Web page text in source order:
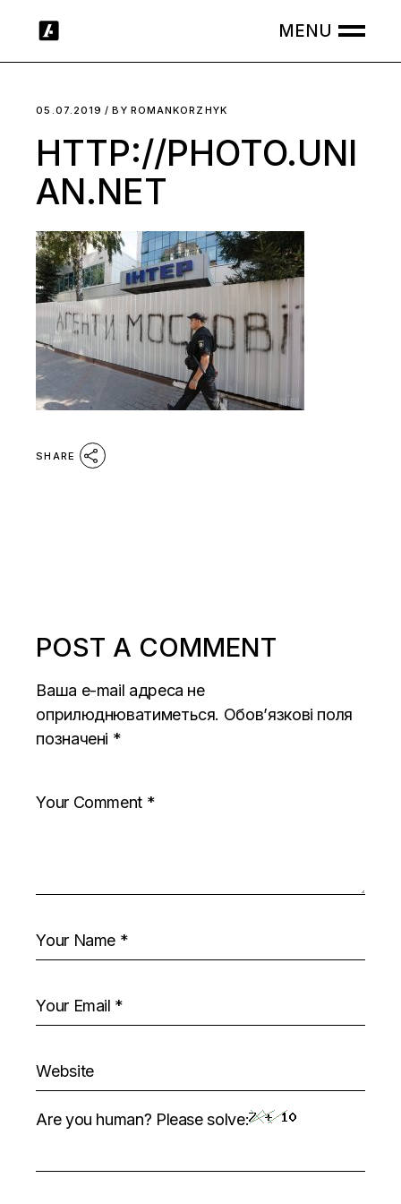
05.07.2019 BY ROMANKORZHYK
HTTP://PHOTO.UNI
AN.NET
SHARE
POST A COMMENT
Ваша e-mail адреса не
оприлюднюватиметься. Обов’язкові поля
позначені *
Are you human? Please solve: